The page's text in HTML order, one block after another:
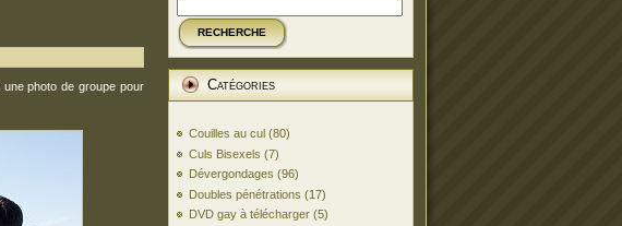
photo de groupe pour
RECHERCHE
Catégories
Couilles au cul (80)
Culs Bisexels (7)
Dévergondages (96)
Doubles pénétrations (17)
DVD gay à télécharger (5)